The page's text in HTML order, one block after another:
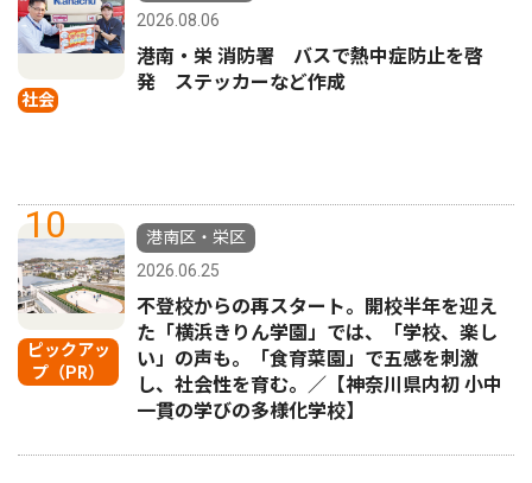
社会
2026.08.06
港南・栄 消防署 バスで熱中症防止を啓
発 ステッカーなど作成
10
ピックアッ
プ（PR）
港南区・栄区
2026.06.25
不登校からの再スタート。開校半年を迎え
た「横浜きりん学園」では、「学校、楽し
い」の声も。「食育菜園」で五感を刺激
し、社会性を育む。／【神奈川県内初 小中
一貫の学びの多様化学校】